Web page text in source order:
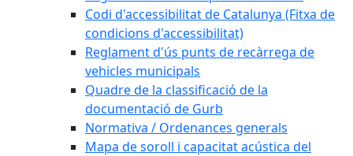
Codi d'accessibilitat de Catalunya (Fitxa de
condicions d'accessibilitat)
Reglament d'ús punts de recàrrega de
vehicles municipals
Quadre de la classificació de la
documentació de Gurb
Normativa / Ordenances generals
Mapa de soroll i capacitat acústica del